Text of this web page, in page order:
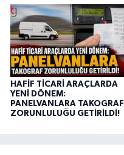
HAFİF TİCARİ ARAÇLARDA
YENİ DÖNEM:
PANELVANLARA TAKOGRAF
ZORUNLULUĞU GETİRİLDİ!